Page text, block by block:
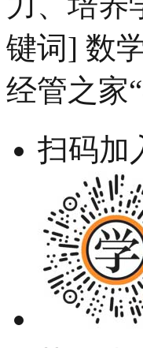
键词] 数
经管之家
扫码加